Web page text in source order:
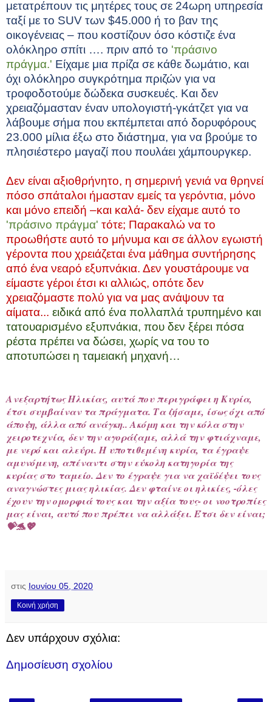
μετατρέπουν τις μητέρες τους σε 24ωρη υπηρεσία
ταξί με το SUV των $45.000 ή το βαν της
οικογένειας – που κοστίζουν όσο κόστιζε ένα
ολόκληρο σπίτι …. πριν από το 'πράσινο
πράγμα.' Είχαμε μια πρίζα σε κάθε δωμάτιο, και
όχι ολόκληρο συγκρότημα πριζών για να
τροφοδοτούμε δώδεκα συσκευές. Και δεν
χρειαζόμασταν έναν υπολογιστή-γκάτζετ για να
λάβουμε σήμα που εκπέμπεται από δορυφόρους
23.000 μίλια έξω στο διάστημα, για να βρούμε το
πλησιέστερο μαγαζί που πουλάει χάμπουργκερ.
Δεν είναι αξιοθρήνητο, η σημερινή γενιά να θρηνεί
πόσο σπάταλοι ήμασταν εμείς τα γερόντια, μόνο
και μόνο επειδή –και καλά- δεν είχαμε αυτό το
'πράσινο πράγμα' τότε; Παρακαλώ να το
προωθήστε αυτό το μήνυμα και σε άλλον εγωιστή
γέροντα που χρειάζεται ένα μάθημα συντήρησης
από ένα νεαρό εξυπνάκια. Δεν γουστάρουμε να
είμαστε γέροι έτσι κι αλλιώς, οπότε δεν
χρειαζόμαστε πολύ για να μας ανάψουν τα
αίματα... ειδικά από ένα πολλαπλά τρυπημένο και
τατουαρισμένο εξυπνάκια, που δεν ξέρει πόσα
ρέστα πρέπει να δώσει, χωρίς να του το
αποτυπώσει η ταμειακή μηχανή…
Ανεξαρτήτως Ηλικίας, αυτά που περιγράφει η Κυρία,
έτσι συμβαίναν τα πράγματα. Τα ζήσαμε, ίσως όχι από
άποψη, άλλα από ανάγκη.. Ακόμη και την κόλα στην
χειροτεχνία, δεν την αγοράζαμε, αλλά την φτιάχναμε,
με νερό και αλεύρι. Η υποτιθεμένη κυρία, τα έγραψε
αμυνόμενη, απέναντι στην εύκολη κατηγορία της
κυρίας στο ταμείο. Δεν το έγραψε για να χαϊδέψει τους
αναγνώστες μιας ηλικίας. Δεν φταίνε οι ηλικίες, -όλες
έχουν την ομορφιά τους και την αξία τους- οι νοοτροπίες
μας είναι, αυτό που πρέπει να αλλάξει. Έτσι δεν είναι;
💝🐬💖
στις Ιουνίου 05, 2020
Κοινή χρήση
Δεν υπάρχουν σχόλια:
Δημοσίευση σχολίου